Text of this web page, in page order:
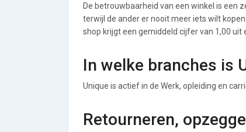
De betrouwbaarheid van een winkel is een
terwijl de ander er nooit meer iets wilt
shop krijgt een gemiddeld cijfer van 1,00 uit
In welke branches is
Unique is actief in de Werk, opleiding en
Retourneren,